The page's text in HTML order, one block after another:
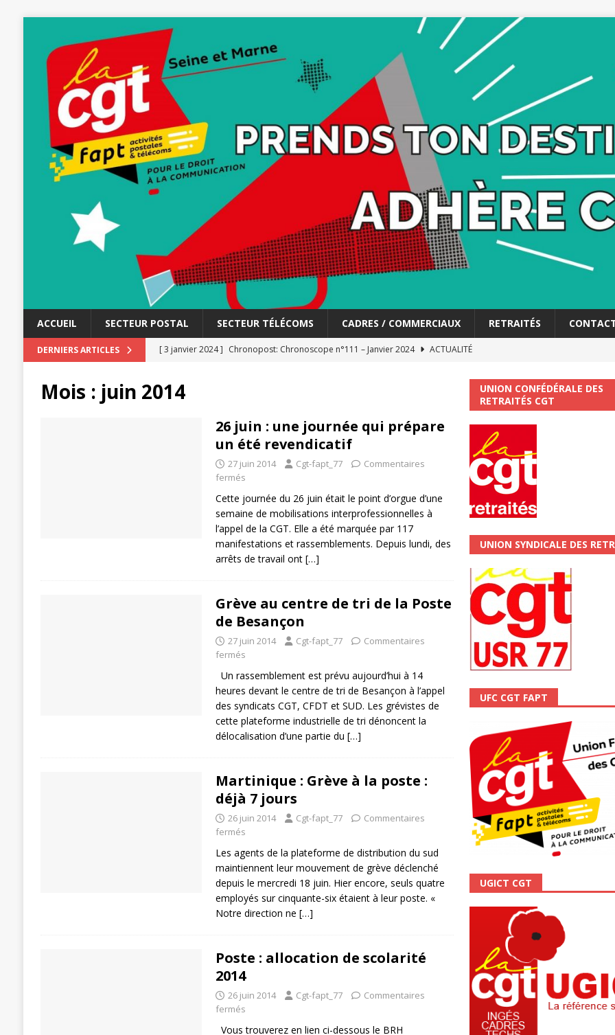
ACCUEIL SECTEUR POSTAL SECTEUR TÉLÉCOMS CADRES / COMMERCIAUX RETRAITÉS
DERNIERS ARTICLES [ 3 janvier 2024 ] Chronopost: Chronoscope n°111 – Janvier 2024
ACTUALITÉ
[ 20 novembre 2023 ]
[ 15 novembre 2023 ]
Postières – Postiers Gardons la main sur nos congés !
la mutuelle à la poste La CGT vous informe
Mutuelle : encore des changements et…. des augmentations pour les salariéS !!!
[ 19 septembre 2025 ] La Poste -Projet de développement de la Direction Commerciale DDCE/Télévente :
SECTEUR POSTAL
[ 16 septembre 2025 ] La Poste – Activités Sociales et Culturelles : Un droit, pas un cadeau !
[ 11 septembre 2025 ] Chronopost – ChronoScope n°126
AUTRES TRACTS
[ 27 avril 2024 ] 1er MAI 2024 ACTUALITÉ
Mois : juin 2014
26 juin : une journée qui prépare
un été revendicatif
27 juin 2014 Cgt-fapt_77
Commentaires
fermés
Cette journée du 26 juin était le point d’orgue d’une
semaine de mobilisations interprofessionnelles à
l’appel de la CGT. Elle a été marquée par 117
manifestations et rassemblements. Depuis lundi, des
arrêts de travail ont […]
Grève au centre de tri de la Poste
de Besançon
27 juin 2014 Cgt-fapt_77
Commentaires
fermés
Un rassemblement est prévu aujourd’hui à 14
heures devant le centre de tri de Besançon à l’appel
des syndicats CGT, CFDT et SUD. Les grévistes de
cette plateforme industrielle de tri dénoncent la
délocalisation d’une partie du […]
Martinique : Grève à la poste :
déjà 7 jours
26 juin 2014 Cgt-fapt_77
Commentaires
fermés
Les agents de la plateforme de distribution du sud
maintiennent leur mouvement de grève déclenché
depuis le mercredi 18 juin. Hier encore, seuls quatre
employés sur cinquante-six étaient à leur poste. «
Notre direction ne […]
Poste : allocation de scolarité
2014
26 juin 2014 Cgt-fapt_77
Commentaires
fermés
Vous trouverez en lien ci-dessous le BRH
UNION CONFÉDÉRALE DES
RETRAITÉS CGT
UNION SYNDICALE DES
UFC CGT FAPT
UGICT CGT